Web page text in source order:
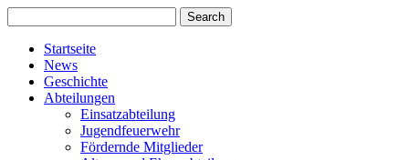
Startseite
News
Geschichte
Abteilungen
Einsatzabteilung
Jugendfeuerwehr
Fördernde Mitglieder